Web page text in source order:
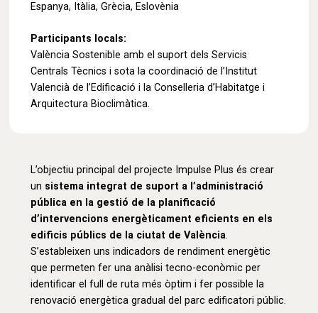
Espanya, Itàlia, Grècia, Eslovènia
Participants locals:
València Sostenible amb el suport dels Servicis
Centrals Tècnics i sota la coordinació de l’Institut
Valencià de l’Edificació i la Conselleria d’Habitatge i
Arquitectura Bioclimàtica.
L’objectiu principal del projecte Impulse Plus és crear
un sistema integrat de suport a l’administració
pública en la gestió de la planificació
d’intervencions energèticament eficients en els
edificis públics de la ciutat de València.
S’estableixen uns indicadors de rendiment energètic
que permeten fer una anàlisi tecno-econòmic per
identificar el full de ruta més òptim i fer possible la
renovació energètica gradual del parc edificatori públic.